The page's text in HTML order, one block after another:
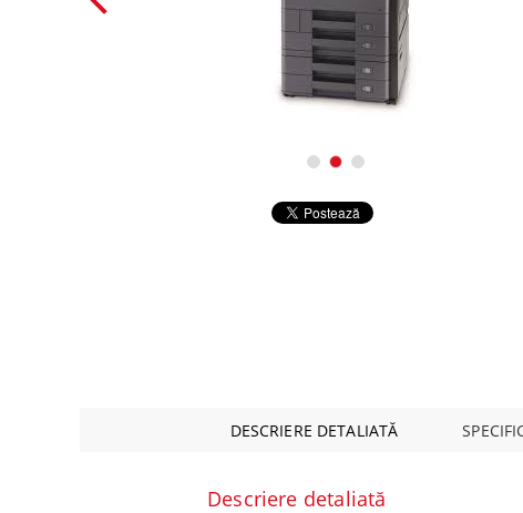
Supraveghere Video IP
DESCRIERE DETALIATĂ
Descriere detaliată